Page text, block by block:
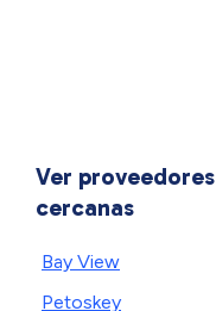
Ver
cercanas
Bay View
Petoskey